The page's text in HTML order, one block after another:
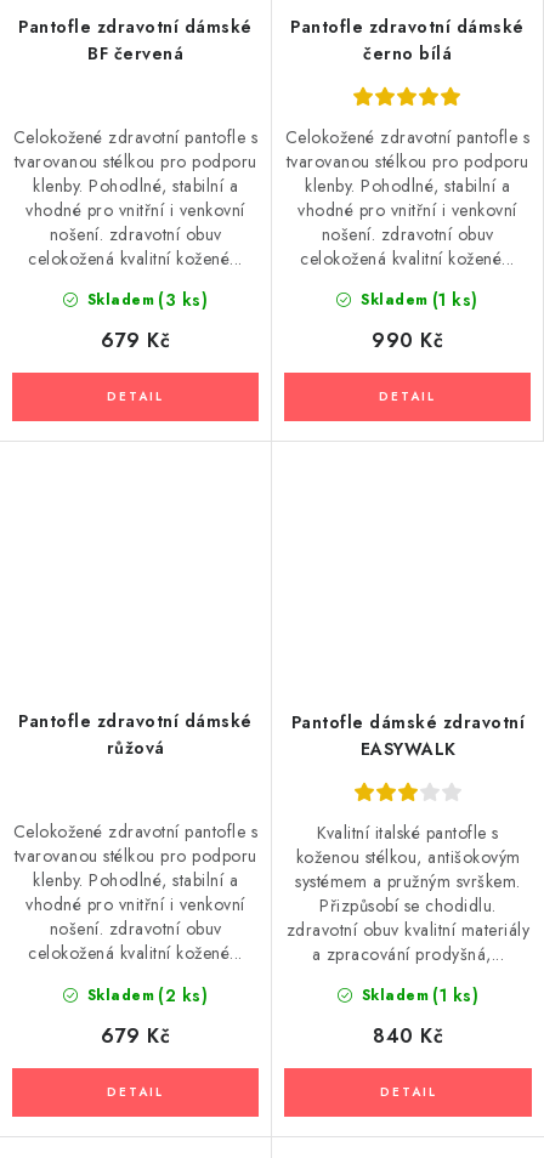
Pantofle zdravotní dámské
BF červená
Skladem (3 ks)
679 Kč
Celokožené zdravotní pantofle s
tvarovanou stélkou pro podporu
klenby. Pohodlné, stabilní a
vhodné pro vnitřní i venkovní
nošení. zdravotní obuv
celokožená kvalitní kožené...
Pantofle zdravotní dámské
černo bílá
Skladem (1 ks)
990 Kč
Celokožené zdravotní pantofle s
tvarovanou stélkou pro podporu
klenby. Pohodlné, stabilní a
vhodné pro vnitřní i venkovní
nošení. zdravotní obuv
celokožená kvalitní kožené...
Pantofle zdravotní dámské
růžová
Skladem (2 ks)
679 Kč
Celokožené zdravotní pantofle s
tvarovanou stélkou pro podporu
klenby. Pohodlné, stabilní a
vhodné pro vnitřní i venkovní
nošení. zdravotní obuv
celokožená kvalitní kožené...
Pantofle dámské zdravotní
EASYWALK
Skladem (1 ks)
840 Kč
Kvalitní italské pantofle s
koženou stélkou, antišokovým
systémem a pružným svrškem.
Přizpůsobí se chodidlu.
zdravotní obuv kvalitní materiály
a zpracování prodyšná,...